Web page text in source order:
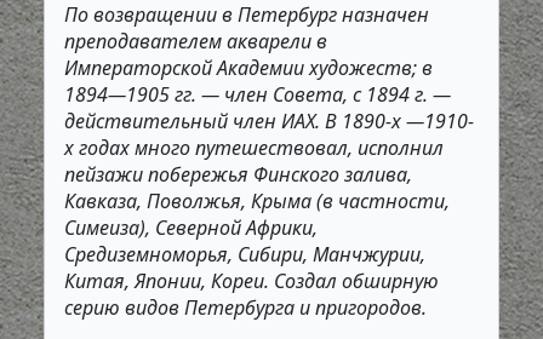
По возвращении в Петербург назначен
преподавателем акварели в
Императорской Академии художеств; в
1894—1905 гг. — член Совета, с 1894 г. —
действительный член ИАХ. В 1890-х —1910-
х годах много путешествовал, исполнил
пейзажи побережья Финского залива,
Кавказа, Поволжья, Крыма (в частности,
Симеиза), Северной Африки,
Средиземноморья, Сибири, Манчжурии,
Китая, Японии, Кореи. Создал обширную
серию видов Петербурга и пригородов.